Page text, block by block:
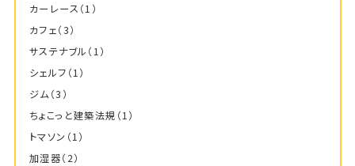
カーレース （1）
カフェ（3）
サステナブル （1）
シェルフ （1）
ジム（3）
ちょこっと建築法規 （1）
トマソン （1）
加湿器（2）